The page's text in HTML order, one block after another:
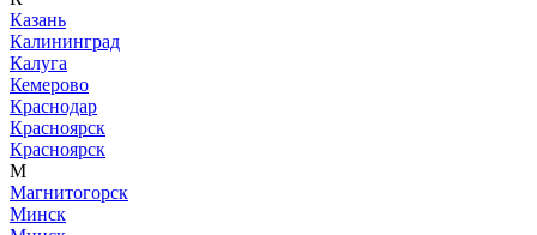
Казань
Калининград
Калуга
Кемерово
Краснодар
Красноярск
Красноярск
М
Магнитогорск
Минск